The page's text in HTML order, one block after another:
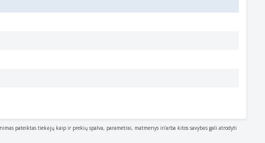
pateiktas tiekėjų kaip ir prekių spalva, parametrai, matmenys ir/arba kitos savybės gali atrodyti